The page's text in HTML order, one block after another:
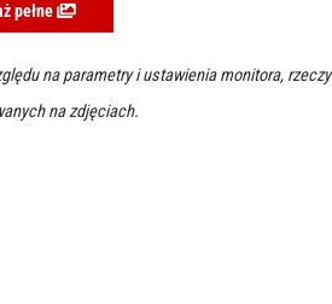
pełne
na parametry i ustawienia monitora,
na zdjęciach.